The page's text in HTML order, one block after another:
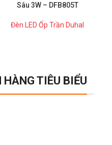
Sâu 3W – DFB805T
Đèn LED Ốp Trần Duhal
TIÊU BIỂU